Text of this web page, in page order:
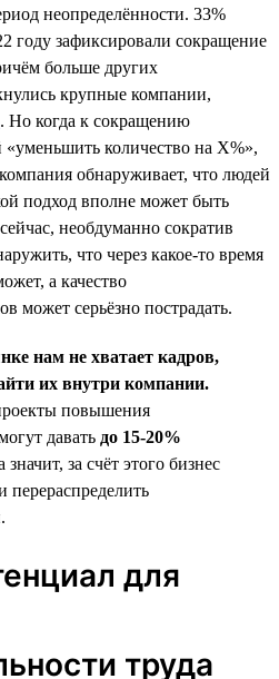
неопределённости. 33%
году зафиксировали сокращение
больше других
крупные компании,
. Но когда к сокращению
«уменьшить количество на Х%»,
обнаруживает, что людей
подход вполне может быть
необдуманно сократив
что через какое-то время
а качество
может серьёзно пострадать.
нам не хватает кадров,
их внутри компании.
повышения
давать до 15‑20%
значит, за счёт этого бизнес
для
труда